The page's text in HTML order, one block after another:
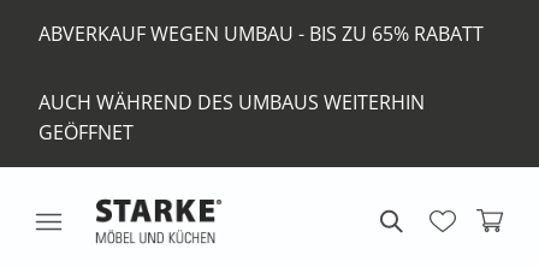
ABVERKAUF WEGEN UMBAU - BIS ZU 65% RABATT
AUCH WÄHREND DES UMBAUS WEITERHIN
GEÖFFNET